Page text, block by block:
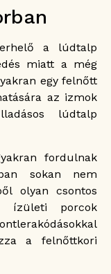
a lúdtalp
miatt a még
egy felnőtt
az izmok
lúdtalp
fordulnak
sokan nem
olyan csontos
ízületi porcok
a felnőttkori